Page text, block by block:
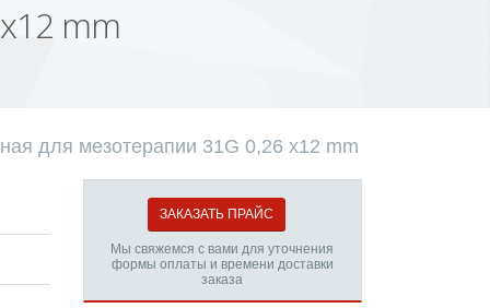
mm
для мезотерапии 31G 0,26 х12 mm
ЗАКАЗАТЬ ПРАЙС
Мы свяжемся с вами для уточнения
формы оплаты и времени доставки
заказа